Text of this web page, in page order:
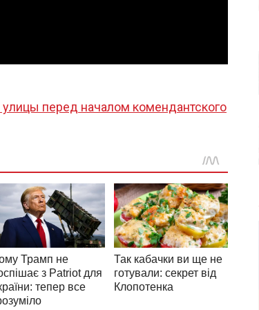
перед началом комендантского